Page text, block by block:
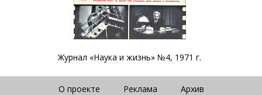
Журнал «Наука и жизнь» №4, 1971 г.
О проекте Реклама Архив